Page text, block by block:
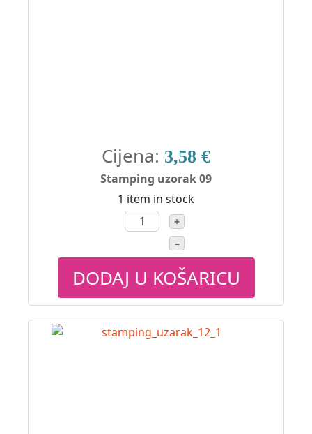
Cijena: 3,58 €
Stamping uzorak 09
1 item in stock
+
–
DODAJ U KOŠARICU